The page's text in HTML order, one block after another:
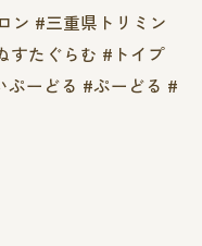
ン #三重県トリミン
すたぐらむ #トイプ
ぷーどる #ぷーどる #